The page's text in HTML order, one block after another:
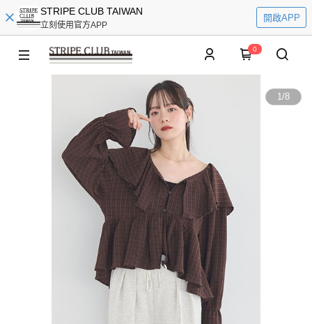
STRIPE CLUB TAIWAN
立刻使用官方APP
開啟APP
0
1/8